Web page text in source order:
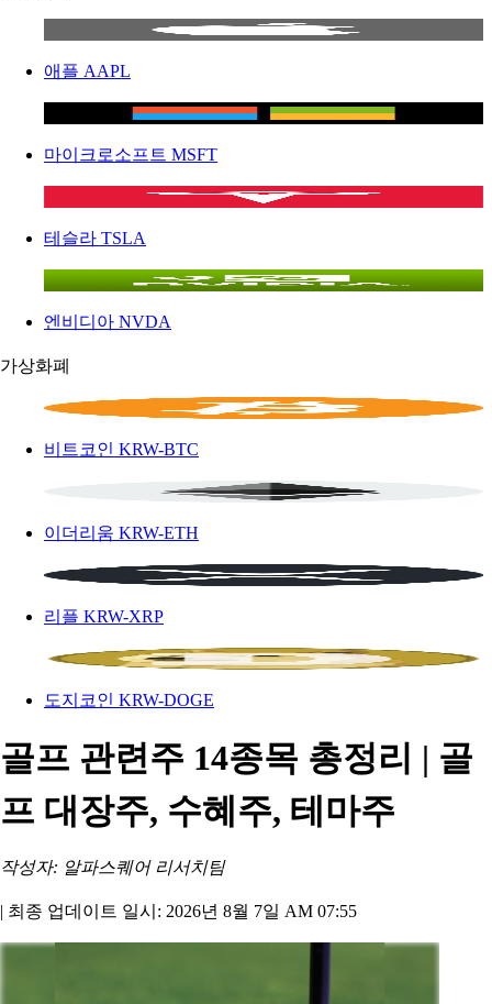
애플 AAPL
마이크로소프트 MSFT
테슬라 TSLA
엔비디아 NVDA
가상화폐
비트코인 KRW-BTC
이더리움 KRW-ETH
리플 KRW-XRP
도지코인 KRW-DOGE
골프 관련주 14종목 총정리 | 골
프 대장주, 수혜주, 테마주
작성자: 알파스퀘어 리서치팀
| 최종 업데이트 일시: 2026년 8월 7일 AM 07:55